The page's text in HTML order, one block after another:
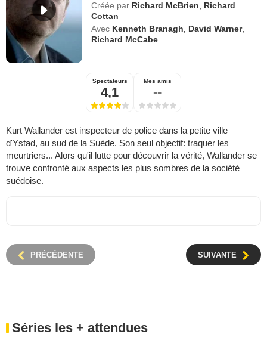
Créée par Richard McBrien, Richard
Cottan
Avec Kenneth Branagh, David Warner,
Richard McCabe
Spectateurs
4,1
Mes amis
--
Kurt Wallander est inspecteur de police dans la petite ville
d'Ystad, au sud de la Suède. Son seul objectif: traquer les
meurtriers... Alors qu'il lutte pour découvrir la vérité, Wallander se
trouve confronté aux aspects les plus sombres de la société
suédoise.
PRÉCÉDENTE SUIVANTE
Séries les + attendues